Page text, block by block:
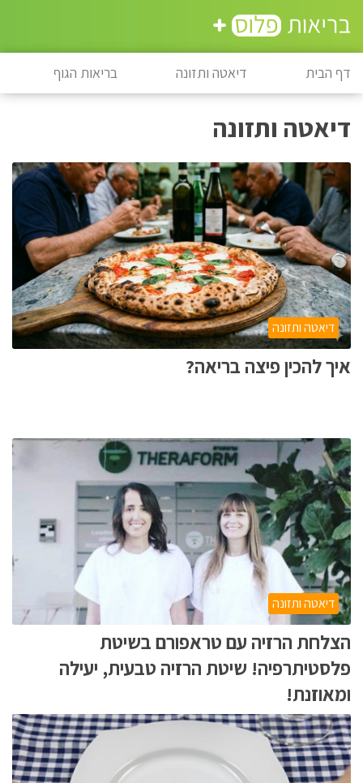
דף הבית דיאטה ותזונה בריאות הגוף
דיאטה ותזונה
דיאטה ותזונה
איך להכין פיצה בריאה?
דיאטה ותזונה
הצלחת הרזיה עם טראפורם בשיטת
פלסטיתרפיה! שיטת הרזיה טבעית, יעילה
ומאוזנת!